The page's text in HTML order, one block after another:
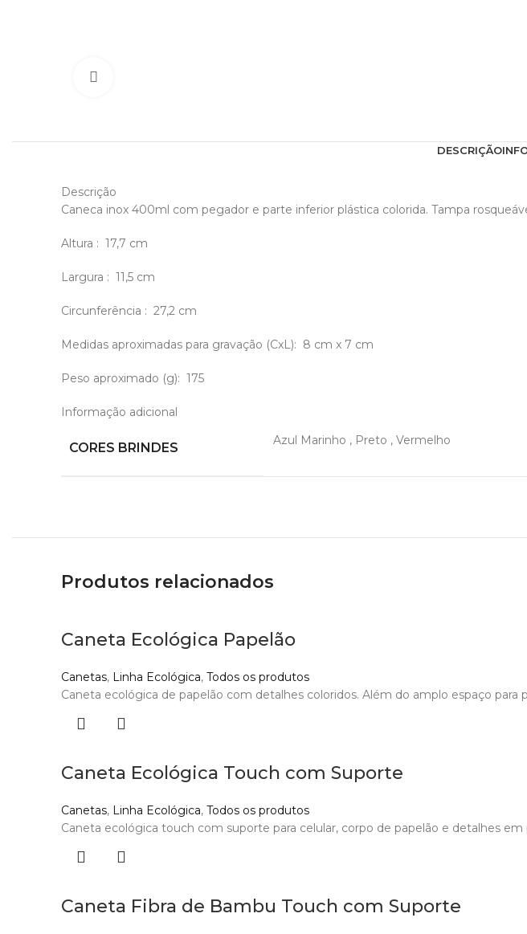
DESCRIÇÃO
Descrição
Caneca inox 400ml com pegador e parte inferior plástica colorida. Tampa
Altura : 17,7 cm
Largura : 11,5 cm
Circunferência : 27,2 cm
Medidas aproximadas para gravação (CxL): 8 cm x 7 cm
Peso aproximado (g): 175
Informação adicional
CORES BRINDES Azul Marinho , Preto , Vermelho
Produtos relacionados
Caneta Ecológica Papelão
Canetas, Linha Ecológica, Todos os produtos
Caneta ecológica de papelão com detalhes coloridos. Além do amplo espaço
Caneta Ecológica Touch com Suporte
Canetas, Linha Ecológica, Todos os produtos
Caneta ecológica touch com suporte para celular, corpo de papelão e detalhes
Caneta Fibra de Bambu Touch com Suporte